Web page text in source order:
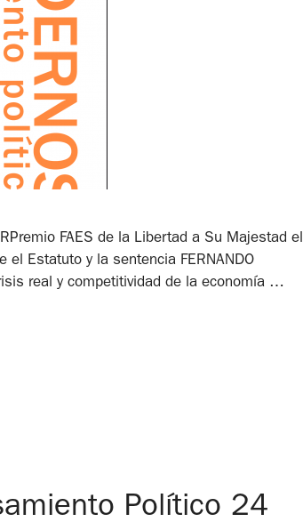
FAES de la Libertad a Su Majestad el
el Estatuto y la sentencia FERNANDO
real y competitividad de la economía …
Político 24